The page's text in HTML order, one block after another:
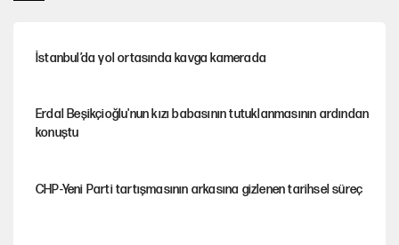
İstanbul’da yol ortasında kavga kamerada
Erdal Beşikçioğlu'nun kızı babasının tutuklanmasının ardından
konuştu
CHP-Yeni Parti tartışmasının arkasına gizlenen tarihsel süreç